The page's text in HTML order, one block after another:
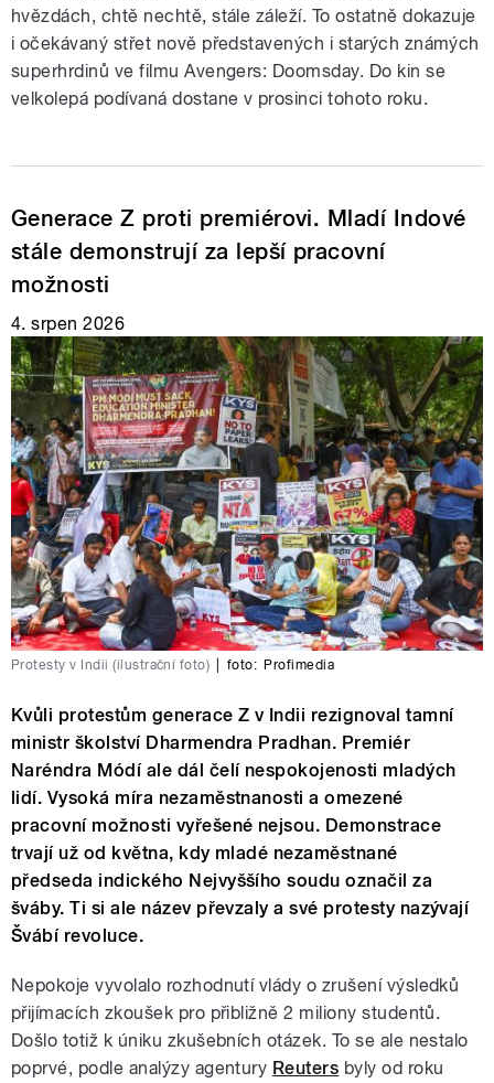
hvězdách, chtě nechtě, stále záleží. To ostatně dokazuje
i očekávaný střet nově představených i starých známých
superhrdinů ve filmu Avengers: Doomsday. Do kin se
velkolepá podívaná dostane v prosinci tohoto roku.
Generace Z proti premiérovi. Mladí Indové
stále demonstrují za lepší pracovní
možnosti
4. srpen 2026
Protesty v Indii (ilustrační foto) foto: Profimedia
Kvůli protestům generace Z v Indii rezignoval tamní
ministr školství Dharmendra Pradhan. Premiér
Naréndra Módí ale dál čelí nespokojenosti mladých
lidí. Vysoká míra nezaměstnanosti a omezené
pracovní možnosti vyřešené nejsou. Demonstrace
trvají už od května, kdy mladé nezaměstnané
předseda indického Nejvyššího soudu označil za
šváby. Ti si ale název převzaly a své protesty nazývají
Švábí revoluce.
Nepokoje vyvolalo rozhodnutí vlády o zrušení výsledků
přijímacích zkoušek pro přibližně 2 miliony studentů.
Došlo totiž k úniku zkušebních otázek. To se ale nestalo
poprvé, podle analýzy agentury Reuters byly od roku